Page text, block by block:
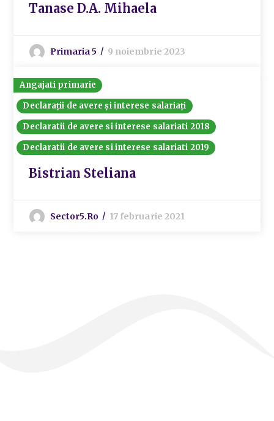
Tanase D.A. Mihaela
Primaria 5 9 noiembrie 2023
Angajati primarie
Declarații de avere și interese salariați
Declaratii de avere si interese salariati 2018
Declaratii de avere si interese salariati 2019
Bistrian Steliana
Sector5.ro 17 februarie 2021